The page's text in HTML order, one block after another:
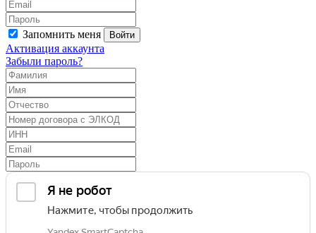
Запомнить меня Войти
Активация аккаунта
Забыли пароль?